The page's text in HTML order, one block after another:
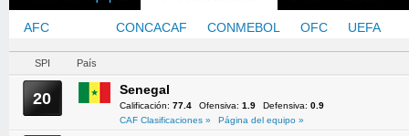
AFC CONCACAF CONMEBOL OFC UEFA
SPI País
20 Senegal
Calificación: 77.4 Ofensiva: 1.9 Defensiva: 0.9
CAF Clasificaciones »
Página del equipo »